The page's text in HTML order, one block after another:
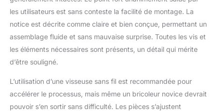
protéger vos poules
des prédateurs
𝐃𝐞𝐬𝐢𝐠𝐧 𝐚𝐬𝐭𝐮𝐜𝐢𝐞𝐮𝐱 :
Comprend deux
spacieux (35 x 50 x 34
les utilisateurs est sans conteste la facilité de montage. La
notice est décrite comme claire et bien conçue, permettant un
assemblage fluide et sans mauvaise surprise. Toutes les vis et
les éléments nécessaires sont présents, un détail qui mérite
d’être souligné.
L’utilisation d’une visseuse sans fil est recommandée pour
accélérer le processus, mais même un bricoleur novice devrait
pouvoir s’en sortir sans difficulté. Les pièces s’ajustent